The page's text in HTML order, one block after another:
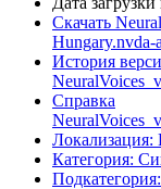
Скачать
Hungary.nvda-
История
Справка
Локализация:
Категория: